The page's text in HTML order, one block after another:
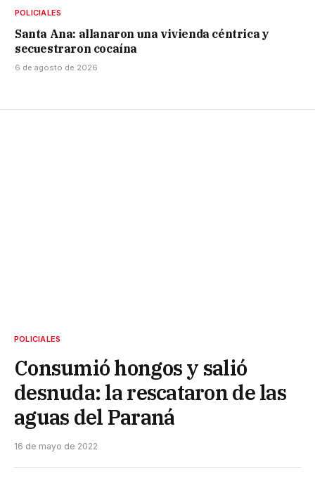
POLICIALES
Santa Ana: allanaron una vivienda céntrica y
secuestraron cocaína
6 de agosto de 2026
POLICIALES
Consumió hongos y salió
desnuda: la rescataron de las
aguas del Paraná
16 de mayo de 2022